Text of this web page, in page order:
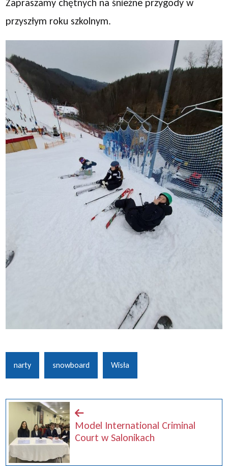
Zapraszamy chętnych na śnieżne przygody w
przyszłym roku szkolnym.
narty snowboard Wisła
Model International Criminal
Court w Salonikach